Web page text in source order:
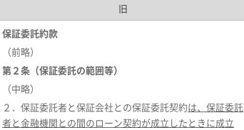
旧
保証委託約款
（前略）
第２条（保証委託の範囲等）
（中略）
２．保証委託者と保証会社との保証委託契約は、保証委託
者と金融機関との間のローン契約が成立したときに成立